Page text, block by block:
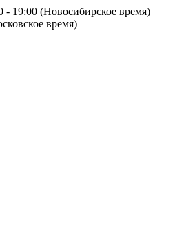
- 19:00 (Новосибирское время)
время)